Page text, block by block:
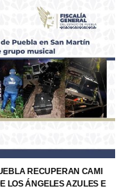
RECUPERAN CAMI
LOS ÁNGELES AZULES E